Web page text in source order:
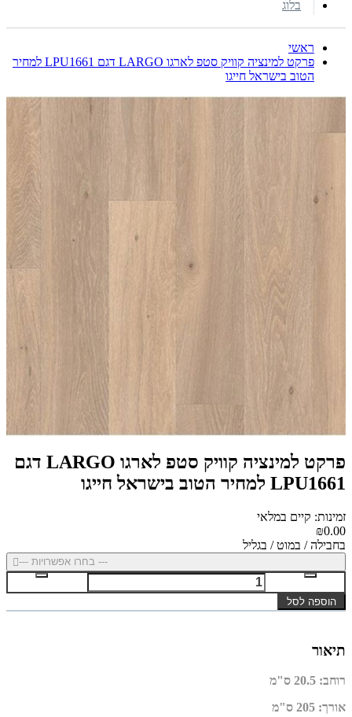
בלוג
ראשי
פרקט למינציה קוויק סטפ לארגו LARGO דגם LPU1661 למחיר
הטוב בישראל חייגו
פרקט למינציה קוויק סטפ לארגו LARGO דגם
LPU1661 למחיר הטוב בישראל חייגו
זמינות: קיים במלאי
₪0.00
בחבילה / במוט / בגליל
--- בחרו אפשרויות ---
הוספה לסל
תיאור
רוחב: 20.5 ס"מ
אורך: 205 ס"מ